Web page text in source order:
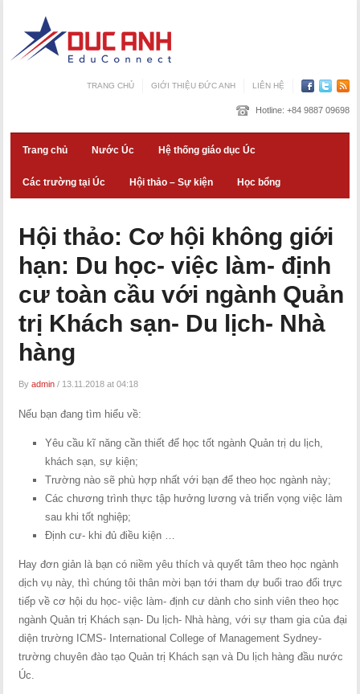
TRANG CHỦ GIỚI THIỆU ĐỨC ANH LIÊN HỆ
Hotline: +84 9887 09698
Trang chủ Nước Úc Hệ thống giáo dục Úc
Các trường tại Úc Hội thảo – Sự kiện Học bổng
Hội thảo: Cơ hội không giới
hạn: Du học- việc làm- định
cư toàn cầu với ngành Quản
trị Khách sạn- Du lịch- Nhà
hàng
Byadmin / 13.11.2018 at 04:18
Nếu bạn đang tìm hiểu về:
Yêu cầu kĩ năng cần thiết để học tốt ngành Quản trị du lịch,
khách sạn, sự kiện;
Trường nào sẽ phù hợp nhất với bạn để theo học ngành này;
Các chương trình thực tập hưởng lương và triển vọng việc làm
sau khi tốt nghiệp;
Định cư- khi đủ điều kiện …
Hay đơn giản là bạn có niềm yêu thích và quyết tâm theo học ngành
dịch vụ này, thì chúng tôi thân mời bạn tới tham dự buổi trao đổi trực
tiếp về cơ hội du học- việc làm- định cư dành cho sinh viên theo học
ngành Quản trị Khách sạn- Du lịch- Nhà hàng, với sự tham gia của đại
diện trường ICMS- International College of Management Sydney-
trường chuyên đào tạo Quản trị Khách sạn và Du lịch hàng đầu nước
Úc.